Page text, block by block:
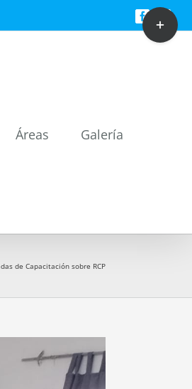
Facebook
Áreas Galería
de Capacitación sobre RCP
Toggle
Sliding